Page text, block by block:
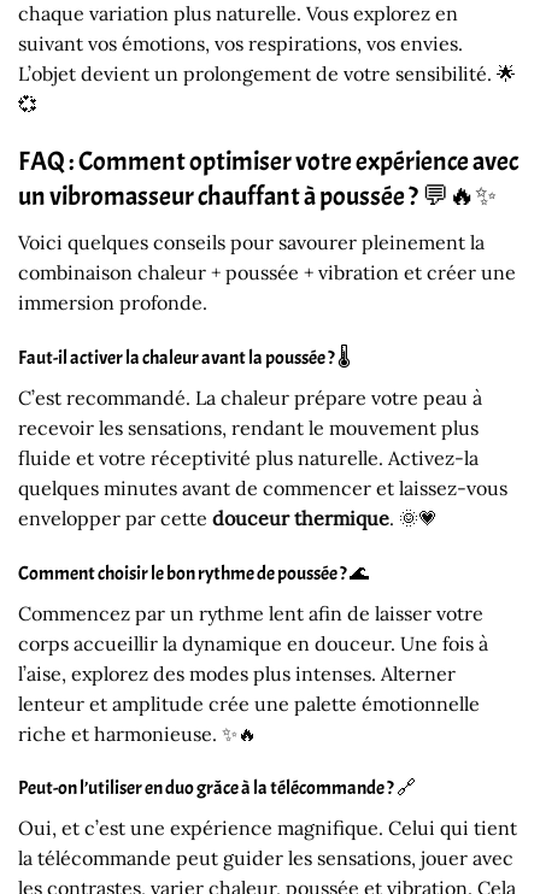
chaque variation plus naturelle. Vous explorez en
suivant vos émotions, vos respirations, vos envies.
L’objet devient un prolongement de votre sensibilité. 🌟
💞
FAQ : Comment optimiser votre expérience avec
un vibromasseur chauffant à poussée ? 💬🔥✨
Voici quelques conseils pour savourer pleinement la
combinaison chaleur + poussée + vibration et créer une
immersion profonde.
Faut-il activer la chaleur avant la poussée ? 🌡️
C’est recommandé. La chaleur prépare votre peau à
recevoir les sensations, rendant le mouvement plus
fluide et votre réceptivité plus naturelle. Activez-la
quelques minutes avant de commencer et laissez-vous
envelopper par cette douceur thermique. 🌞💗
Comment choisir le bon rythme de poussée ? 🌊
Commencez par un rythme lent afin de laisser votre
corps accueillir la dynamique en douceur. Une fois à
l’aise, explorez des modes plus intenses. Alterner
lenteur et amplitude crée une palette émotionnelle
riche et harmonieuse. ✨🔥
Peut-on l’utiliser en duo grâce à la télécommande ? 🔗
Oui, et c’est une expérience magnifique. Celui qui tient
la télécommande peut guider les sensations, jouer avec
les contrastes, varier chaleur, poussée et vibration. Cela